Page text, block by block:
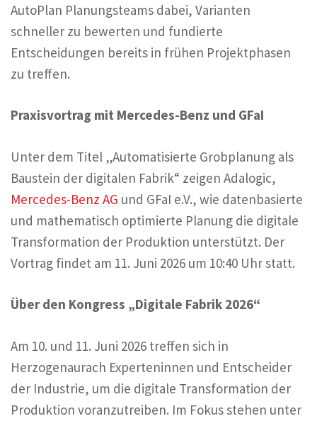
AutoPlan Planungsteams dabei, Varianten
schneller zu bewerten und fundierte
Entscheidungen bereits in frühen Projektphasen
zu treffen.
Praxisvortrag mit Mercedes-Benz und GFaI
Unter dem Titel „Automatisierte Grobplanung als
Baustein der digitalen Fabrik“ zeigen Adalogic,
Mercedes-Benz AG und GFaI e.V., wie datenbasierte
und mathematisch optimierte Planung die digitale
Transformation der Produktion unterstützt. Der
Vortrag findet am 11. Juni 2026 um 10:40 Uhr statt.
Über den Kongress „Digitale Fabrik 2026“
Am 10. und 11. Juni 2026 treffen sich in
Herzogenaurach Experteninnen und Entscheider
der Industrie, um die digitale Transformation der
Produktion voranzutreiben. Im Fokus stehen unter